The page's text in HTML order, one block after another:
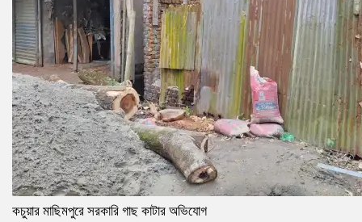
কচুয়ার মাছিমপুরে সরকারি গাছ কাটার অভিযোগ